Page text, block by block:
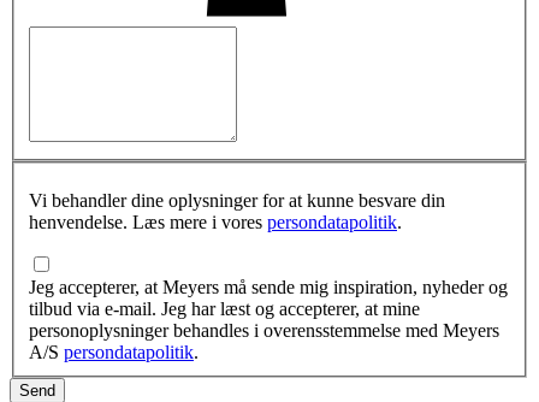
Vi behandler dine oplysninger for at kunne besvare din
henvendelse. Læs mere i vores persondatapolitik.
Jeg accepterer, at Meyers må sende mig inspiration, nyheder og
tilbud via e-mail. Jeg har læst og accepterer, at mine
personoplysninger behandles i overensstemmelse med Meyers
A/S persondatapolitik.
Send